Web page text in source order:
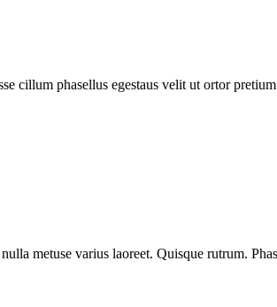
cillum phasellus egestaus velit ut ortor
metuse varius laoreet. Quisque rutrum.